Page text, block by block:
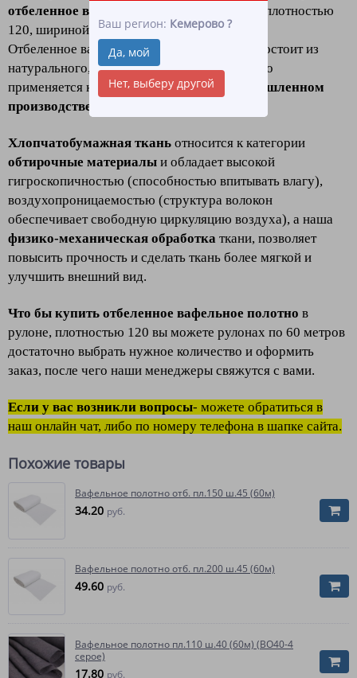
Ваш регион: Кемерово ?
Да, мой
Нет, выберу другой
отбеленное вафельное полотно в рулоне
плотностью
120, шириной 45оптом и в розницу.
Отбеленное вафельное полотно в рулоне - состоит из
натурального, качественного хлопка, широко
применяется как в хозяйстве, так и в промышленном
производстве, клининге и HoReCa.
Хлопчатобумажная ткань относится к категории
обтирочные материалы и обладает высокой
гигроскопичностью (способностью впитывать влагу),
воздухопроницаемостью (структура волокон
обеспечивает свободную циркуляцию воздуха), а наша
физико-механическая обработка ткани, позволяет
повысить прочность и сделать ткань более мягкой и
улучшить внешний вид.
Что бы купить отбеленное вафельное полотно в
рулоне, плотностью 120 вы можете рулонах по 60 метров
достаточно выбрать нужное количество и оформить
заказ, после чего наши менеджеры свяжутся с вами.
Если у вас возникли вопросы- можете обратиться в
наш онлайн чат, либо по номеру телефона в шапке сайта.
Похожие товары
Вафельное полотно отб. пл.150 ш.45 (60м)
34.20 руб.
Вафельное полотно отб. пл.200 ш.45 (60м)
49.60 руб.
Вафельное полотно пл.110 ш.40 (60м) (ВО40-4
серое)
17.80 руб.